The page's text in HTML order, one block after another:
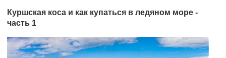
Куршская коса и как купаться в ледяном море -
часть 1